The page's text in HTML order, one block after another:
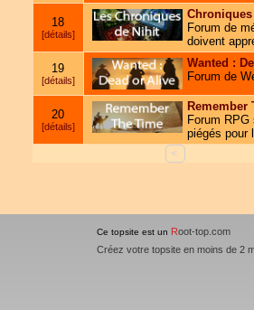
18
[détails]
Forum de
doivent
19
[détails]
Wanted :
Forum de
20
[détails]
Remember
Forum
piégés pour
<
Ce topsite est un Root-top.com
Créez votre topsite en moins de 2